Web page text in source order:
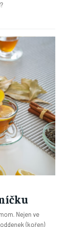
Nejen ve
(kořen)